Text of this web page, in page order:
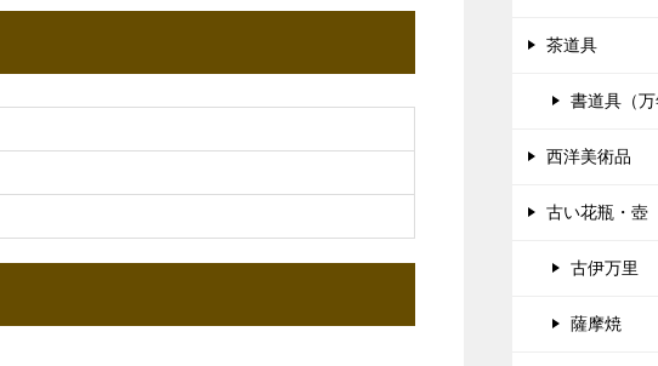
茶道具
書道具（万
西洋美術品
古い花瓶・壺
古伊万里
薩摩焼